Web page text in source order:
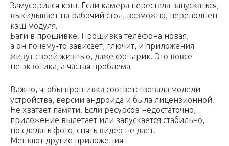
Замусорился кэш. Если камера перестала запускаться,
выкидывает на рабочий стол, возможно, переполнен
кэш модуля.
Баги в прошивке. Прошивка телефона новая,
а он почему-то зависает, глючит, и приложения
живут своей жизнью, даже фонарик. Это вовсе
не экзотика, а частая проблема
Важно, чтобы прошивка соответствовала модели
устройства, версии андроида и была лицензионной.
Не хватает памяти. Если ресурсов недостаточно,
приложение вылетает или запускается стабильно,
но сделать фото, снять видео не дает.
Мешают другие приложения